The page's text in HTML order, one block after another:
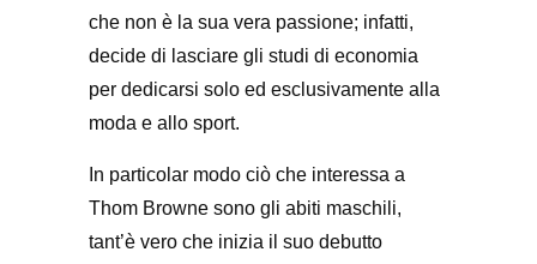
che non è la sua vera passione; infatti,
decide di lasciare gli studi di economia
per dedicarsi solo ed esclusivamente alla
moda e allo sport.
In particolar modo ciò che interessa a
Thom Browne sono gli abiti maschili,
tant’è vero che inizia il suo debutto